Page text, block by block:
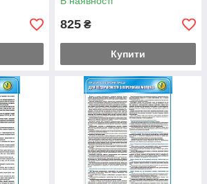
825 ₴
Купити